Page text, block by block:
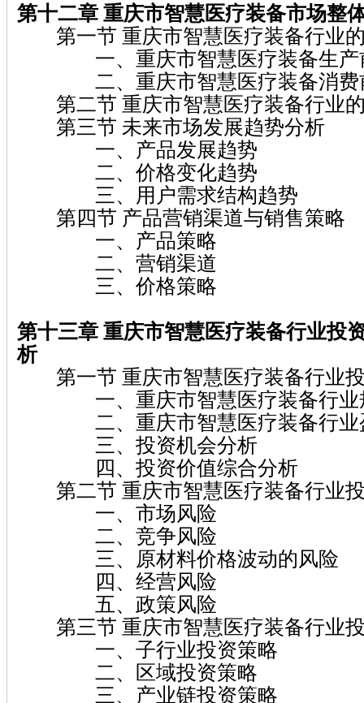
第十二章 重庆市智慧医疗装备市场整
第一节 重庆市智慧医疗装备行业
一、重庆市智慧医疗装备生产
二、重庆市智慧医疗装备消费
第二节 重庆市智慧医疗装备行业
第三节 未来市场发展趋势分析
一、产品发展趋势
二、价格变化趋势
三、用户需求结构趋势
第四节 产品营销渠道与销售策略
一、产品策略
二、营销渠道
三、价格策略
第十三章 重庆市智慧医疗装备行业投
析
第一节 重庆市智慧医疗装备行业
一、重庆市智慧医疗装备行业
二、重庆市智慧医疗装备行业
三、投资机会分析
四、投资价值综合分析
第二节 重庆市智慧医疗装备行业
一、市场风险
二、竞争风险
三、原材料价格波动的风险
四、经营风险
五、政策风险
第三节 重庆市智慧医疗装备行业
一、子行业投资策略
二、区域投资策略
三、产业链投资策略